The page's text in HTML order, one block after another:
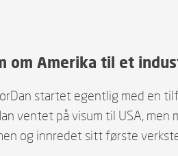
om Amerika til et
startet egentlig med en
ventet på visum til USA,
og innredet sitt første